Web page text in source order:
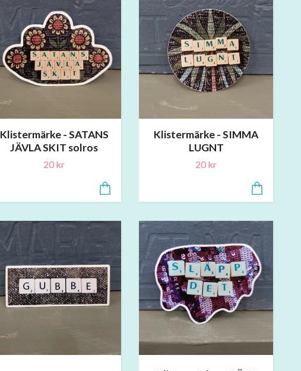
Klistermärke - SATANS
JÄVLA SKIT solros
20 kr
Klistermärke - SIMMA
LUGNT
20 kr